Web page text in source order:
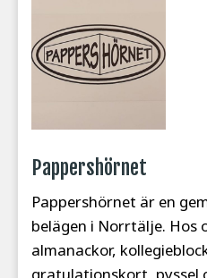
Pappershörnet
Pappershörnet är en
belägen i Norrtälje. Hos
almanackor,